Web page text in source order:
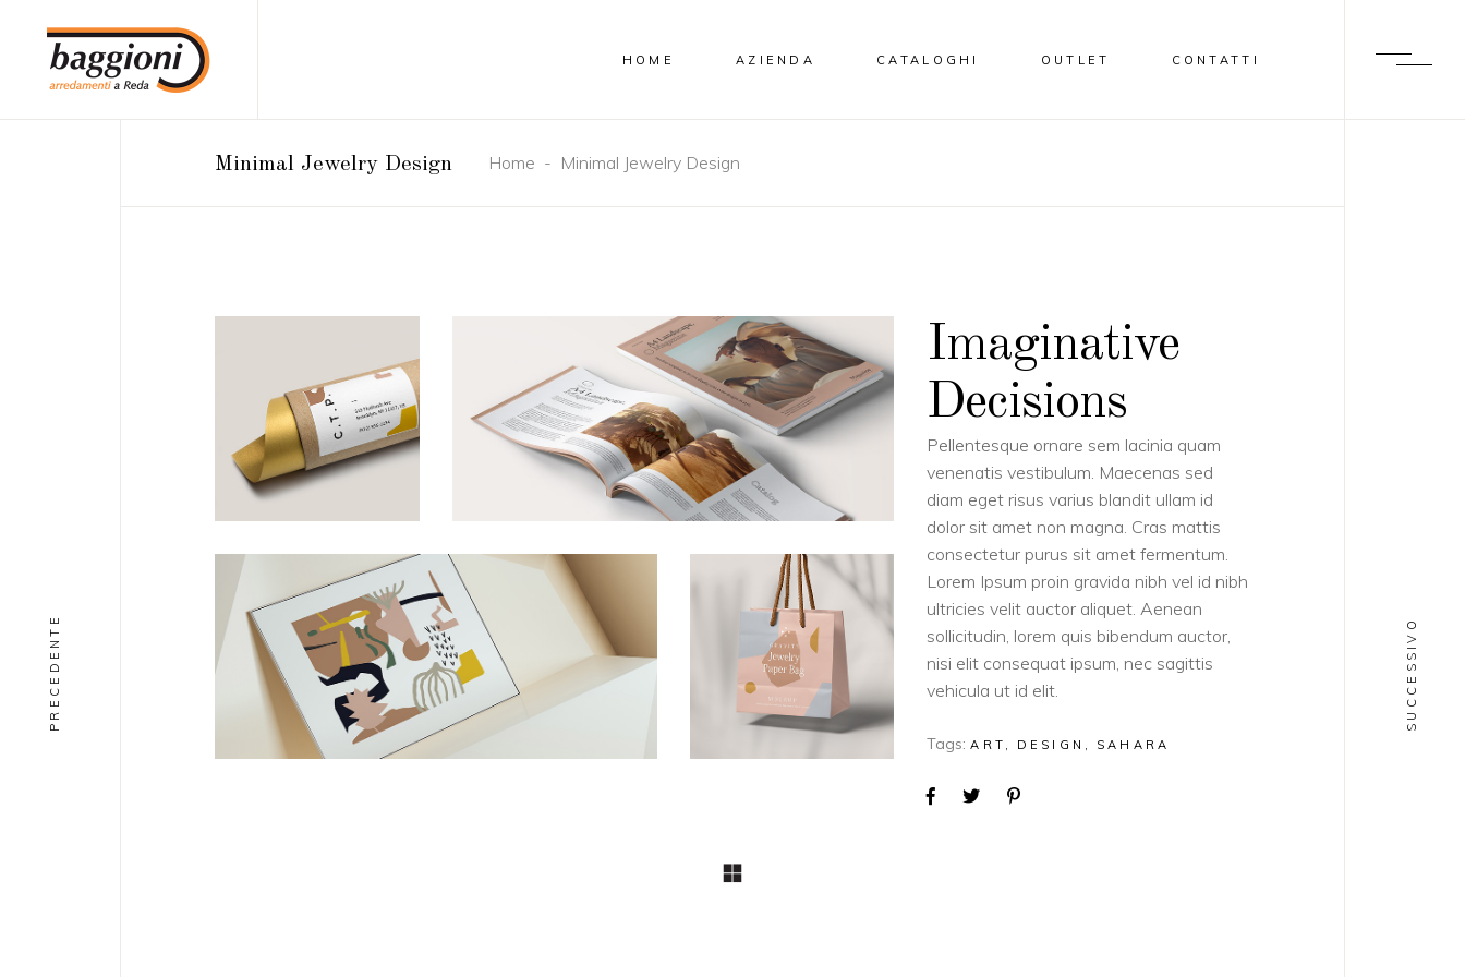
HOME AZIENDA CATALOGHI OUTLET CONTATTI
Minimal Jewelry Design Home - Minimal Jewelry Design
Imaginative
Decisions
Pellentesque ornare sem lacinia quam
venenatis vestibulum. Maecenas sed
diam eget risus varius blandit ullam id
dolor sit amet non magna. Cras mattis
consectetur purus sit amet fermentum.
Lorem Ipsum proin gravida nibh vel id nibh
ultricies velit auctor aliquet. Aenean
sollicitudin, lorem quis bibendum auctor,
nisi elit consequat ipsum, nec sagittis
vehicula ut id elit.
Tags: ART DESIGN SAHARA
PRECEDENTE SUCCESSIVO